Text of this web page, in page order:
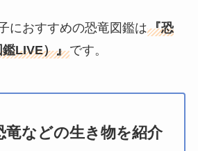
におすすめの恐竜図鑑は『恐
LIVE）』です。
竜などの生き物を紹介